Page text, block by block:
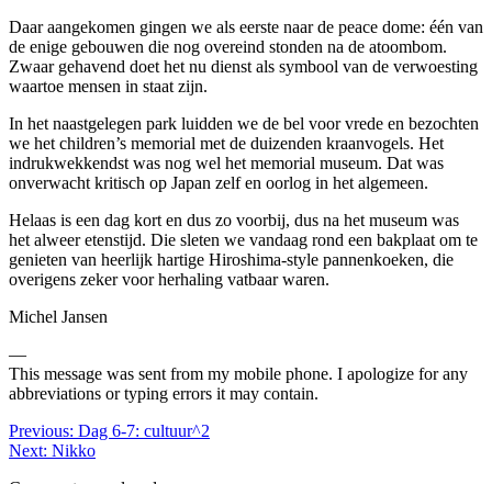
Daar aangekomen gingen we als eerste naar de peace dome: één van
de enige gebouwen die nog overeind stonden na de atoombom.
Zwaar gehavend doet het nu dienst als symbool van de verwoesting
waartoe mensen in staat zijn.
In het naastgelegen park luidden we de bel voor vrede en bezochten
we het children’s memorial met de duizenden kraanvogels. Het
indrukwekkendst was nog wel het memorial museum. Dat was
onverwacht kritisch op Japan zelf en oorlog in het algemeen.
Helaas is een dag kort en dus zo voorbij, dus na het museum was
het alweer etenstijd. Die sleten we vandaag rond een bakplaat om te
genieten van heerlijk hartige Hiroshima-style pannenkoeken, die
overigens zeker voor herhaling vatbaar waren.
Michel Jansen
—
This message was sent from my mobile phone. I apologize for any
abbreviations or typing errors it may contain.
Previous: Dag 6-7: cultuur^2
Next: Nikko